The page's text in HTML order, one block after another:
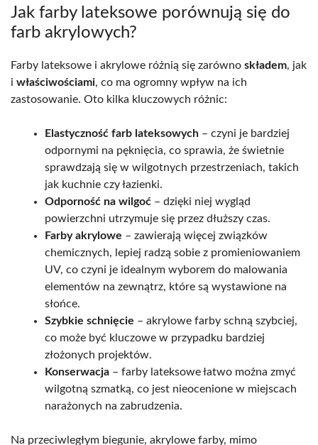
Jak farby lateksowe porównują się do
farb akrylowych?
Farby lateksowe i akrylowe różnią się zarówno składem, jak
i właściwościami, co ma ogromny wpływ na ich
zastosowanie. Oto kilka kluczowych różnic:
Elastyczność farb lateksowych – czyni je bardziej
odpornymi na pęknięcia, co sprawia, że świetnie
sprawdzają się w wilgotnych przestrzeniach, takich
jak kuchnie czy łazienki.
Odporność na wilgoć – dzięki niej wygląd
powierzchni utrzymuje się przez dłuższy czas.
Farby akrylowe – zawierają więcej związków
chemicznych, lepiej radzą sobie z promieniowaniem
UV, co czyni je idealnym wyborem do malowania
elementów na zewnątrz, które są wystawione na
słońce.
Szybkie schnięcie – akrylowe farby schną szybciej,
co może być kluczowe w przypadku bardziej
złożonych projektów.
Konserwacja – farby lateksowe łatwo można zmyć
wilgotną szmatką, co jest nieocenione w miejscach
narażonych na zabrudzenia.
Na przeciwległym biegunie, akrylowe farby, mimo